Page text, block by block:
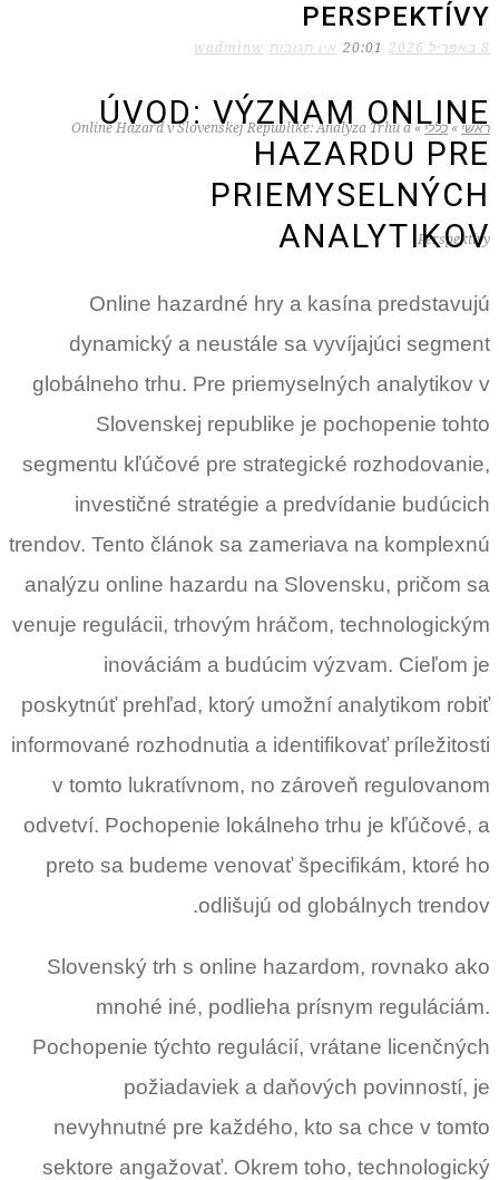
PERSPEKTÍVY
ראשי » כללי »
Online Hazard v Slovenskej Republike: Analýza Trhu a
Perspektívy
8 באפריל 2026 20:01 אין תגובות wadminw
ÚVOD: VÝZNAM ONLINE
HAZARDU PRE
PRIEMYSELNÝCH
ANALYTIKOV
Online hazardné hry a kasína predstavujú
dynamický a neustále sa vyvíjajúci segment
globálneho trhu. Pre priemyselných analytikov v
Slovenskej republike je pochopenie tohto
segmentu kľúčové pre strategické rozhodovanie,
investičné stratégie a predvídanie budúcich
trendov. Tento článok sa zameriava na komplexnú
analýzu online hazardu na Slovensku, pričom sa
venuje regulácii, trhovým hráčom, technologickým
inováciám a budúcim výzvam. Cieľom je
poskytnúť prehľad, ktorý umožní analytikom robiť
informované rozhodnutia a identifikovať príležitosti
v tomto lukratívnom, no zároveň regulovanom
odvetví. Pochopenie lokálneho trhu je kľúčové, a
preto sa budeme venovať špecifikám, ktoré ho
odlišujú od globálnych trendov.
Slovenský trh s online hazardom, rovnako ako
mnohé iné, podlieha prísnym reguláciám.
Pochopenie týchto regulácií, vrátane licenčných
požiadaviek a daňových povinností, je
nevyhnutné pre každého, kto sa chce v tomto
sektore angažovať. Okrem toho, technologický